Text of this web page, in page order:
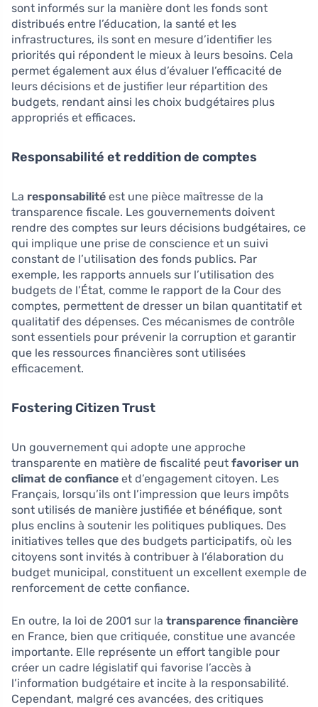
sont informés sur la manière dont les fonds sont
distribués entre l’éducation, la santé et les
infrastructures, ils sont en mesure d’identifier les
priorités qui répondent le mieux à leurs besoins. Cela
permet également aux élus d’évaluer l’efficacité de
leurs décisions et de justifier leur répartition des
budgets, rendant ainsi les choix budgétaires plus
appropriés et efficaces.
Responsabilité et reddition de comptes
La responsabilité est une pièce maîtresse de la
transparence fiscale. Les gouvernements doivent
rendre des comptes sur leurs décisions budgétaires, ce
qui implique une prise de conscience et un suivi
constant de l’utilisation des fonds publics. Par
exemple, les rapports annuels sur l’utilisation des
budgets de l’État, comme le rapport de la Cour des
comptes, permettent de dresser un bilan quantitatif et
qualitatif des dépenses. Ces mécanismes de contrôle
sont essentiels pour prévenir la corruption et garantir
que les ressources financières sont utilisées
efficacement.
Fostering Citizen Trust
Un gouvernement qui adopte une approche
transparente en matière de fiscalité peut favoriser un
climat de confiance et d’engagement citoyen. Les
Français, lorsqu’ils ont l’impression que leurs impôts
sont utilisés de manière justifiée et bénéfique, sont
plus enclins à soutenir les politiques publiques. Des
initiatives telles que des budgets participatifs, où les
citoyens sont invités à contribuer à l’élaboration du
budget municipal, constituent un excellent exemple de
renforcement de cette confiance.
En outre, la loi de 2001 sur la transparence financière
en France, bien que critiquée, constitue une avancée
importante. Elle représente un effort tangible pour
créer un cadre législatif qui favorise l’accès à
l’information budgétaire et incite à la responsabilité.
Cependant, malgré ces avancées, des critiques